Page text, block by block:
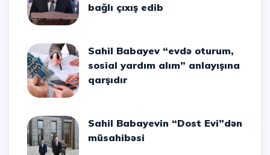
bağlı çıxış edib
Sahil Babayev “evdə oturum,
sosial yardım alım” anlayışına
qarşıdır
Sahil Babayevin “Dost Evi”dən
müsahibəsi